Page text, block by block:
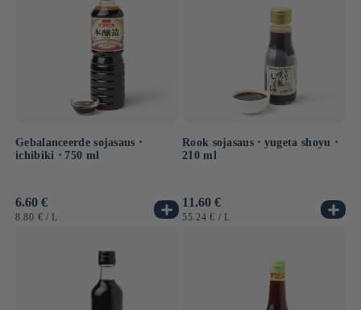
Gebalanceerde sojasaus ⋅
ichibiki ⋅ 750 ml
Normale
prijs
6.60 €
EENHEIDSPRIJS
8.80 € / PER
L
Rook sojasaus ⋅ yugeta shoyu ⋅
210 ml
Normale
prijs
11.60 €
EENHEIDSPRIJS
55.24 € / PER
L